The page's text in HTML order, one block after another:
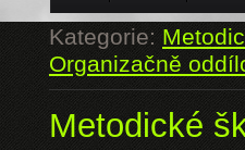
Kategorie:
Organizačně
Metodické